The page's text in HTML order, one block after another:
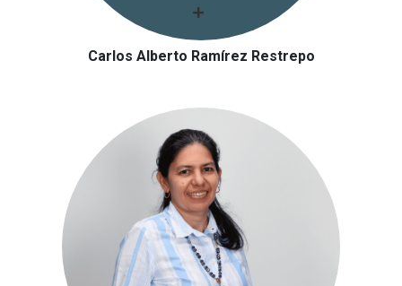
Carlos Alberto Ramírez Restrepo